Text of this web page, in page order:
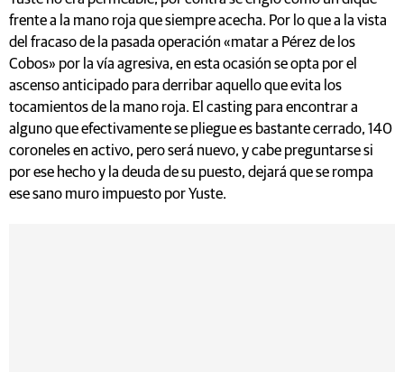
frente a la mano roja que siempre acecha. Por lo que a la vista
del fracaso de la pasada operación «matar a Pérez de los
Cobos» por la vía agresiva, en esta ocasión se opta por el
ascenso anticipado para derribar aquello que evita los
tocamientos de la mano roja. El casting para encontrar a
alguno que efectivamente se pliegue es bastante cerrado, 140
coroneles en activo, pero será nuevo, y cabe preguntarse si
por ese hecho y la deuda de su puesto, dejará que se rompa
ese sano muro impuesto por Yuste.